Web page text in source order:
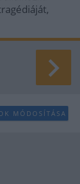
MÓDOSÍTÁSA